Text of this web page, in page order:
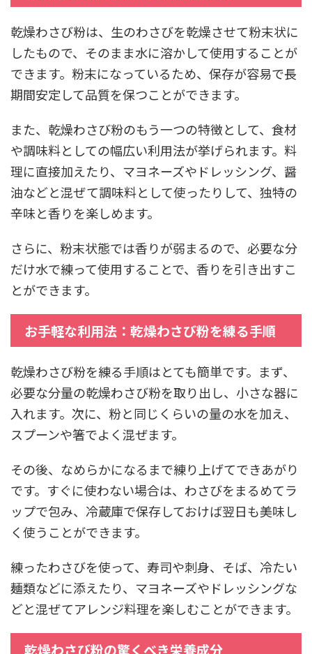
乾燥わさび粉は、生のわさびを乾燥させて粉末状に
したもので、そのまま水に溶かして使用することが
できます。粉末になっているため、保存が容易で長
期間安定して品質を保つことができます。
また、乾燥わさび粉のもう一つの特徴として、食材
や調味料としての幅広い利用法が挙げられます。料
理に直接加えたり、マヨネーズやドレッシング、醤
油などと混ぜて調味料として使ったりして、独特の
辛味と香りを楽しめます。
さらに、粉末状態では香りが弱まるので、必要な分
だけ水で練って使用することで、香りを引き出すこ
とができます。
お手軽な利用法：乾燥わさび粉を練る手順
乾燥わさび粉を練る手順はとても簡単です。まず、
必要な分量の乾燥わさび粉を取り出し、小さな器に
入れます。次に、粉と同じくらいの量の水を加え、
スプーンや箸でよく混ぜます。
その後、なめらかになるまで練り上げてできあがり
です。すぐに使わない場合は、わさびをまるめてラ
ップで包み、冷蔵庫で保存しておけば翌日も美味し
く使うことができます。
練ったわさびを使って、寿司や刺身、そば、冷たい
麺類などに添えたり、マヨネーズやドレッシングな
どと混ぜてアレンジ料理を楽しむことができます。
乾燥わさび粉の驚くべき栄養成分